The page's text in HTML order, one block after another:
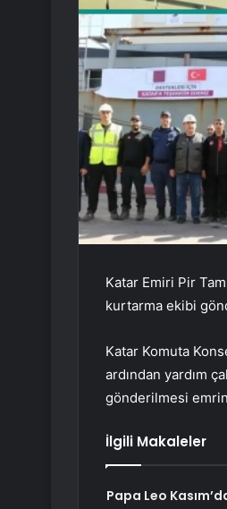
Katar Emiri Pir
kurtarma ekibi
Katar Komuta
ardından yardım
gönderilmesi
İlgili Makaleler
Papa Leo